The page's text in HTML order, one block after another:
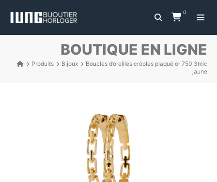
0
BOUTIQUE EN LIGNE
Produits Bijoux
Boucles d’oreilles créoles plaqué or 750 3mic
jaune